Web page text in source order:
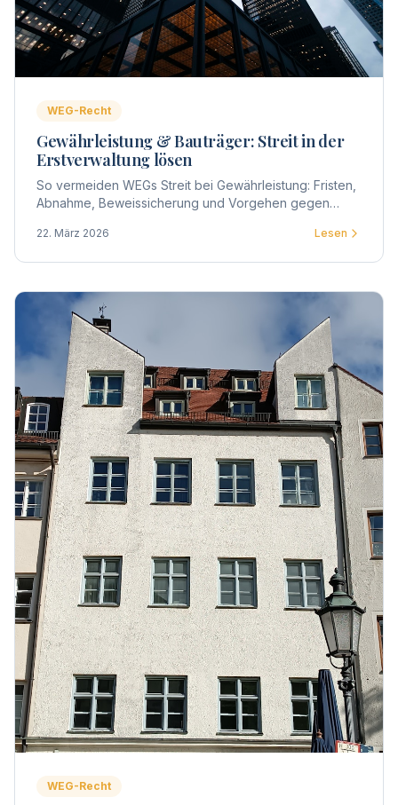
WEG-Recht
Gewährleistung & Bauträger: Streit in der
Erstverwaltung lösen
So vermeiden WEGs Streit bei Gewährleistung: Fristen,
Abnahme, Beweissicherung und Vorgehen gegen
22. März 2026 Lesen
WEG-Recht